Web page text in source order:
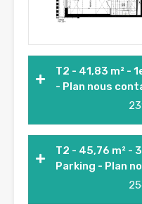
T2 - 41,83 m² -
- Plan nous
T2 - 45,76 m² -
Parking - Plan